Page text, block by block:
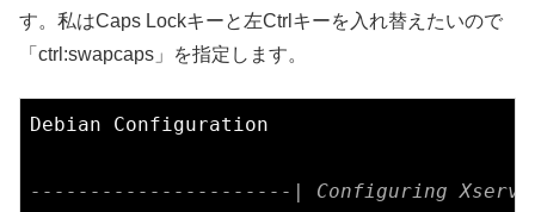
す。私はCaps Lockキーと左Ctrlキーを入れ替えたいので
「ctrl:swapcaps」を指定します。
Debian Configuration
----------------------| Configuring